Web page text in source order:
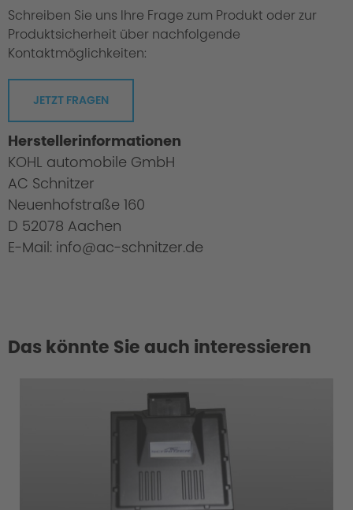
Schreiben Sie uns Ihre Frage zum Produkt oder zur
Produktsicherheit über nachfolgende
Kontaktmöglichkeiten:
JETZT FRAGEN
Herstellerinformationen
KOHL automobile GmbH
AC Schnitzer
Neuenhofstraße 160
D 52078 Aachen
E-Mail: info@ac-schnitzer.de
Das könnte Sie auch interessieren